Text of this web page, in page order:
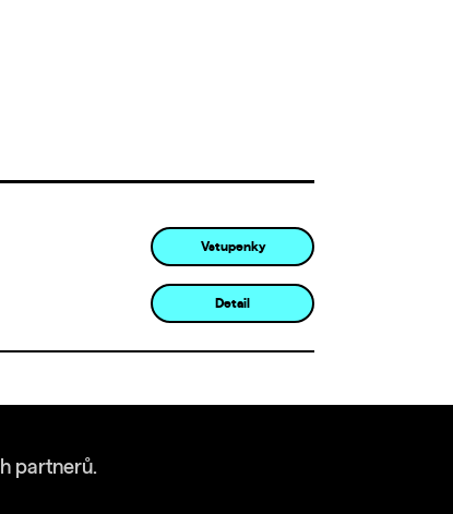
Vstupenky
Detail
partnerů.